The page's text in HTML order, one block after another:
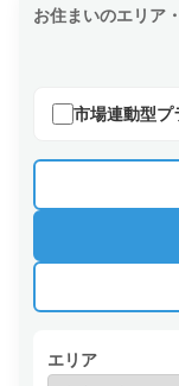
お住まいのエリア
市場連動型プ
エリア